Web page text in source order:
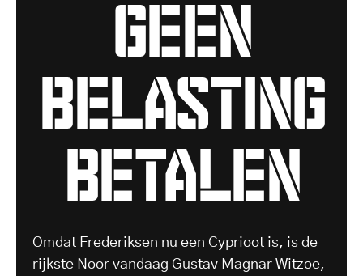
geen
belasting
betalen
Omdat Frederiksen nu een Cyprioot is, is de
rijkste Noor vandaag Gustav Magnar Witzoe,